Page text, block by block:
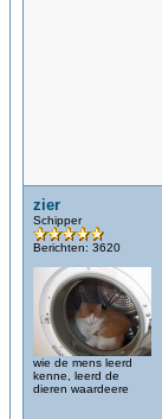
zier
Schipper
Berichten: 3620
wie de mens leerd
kenne, leerd de
dieren waardeere